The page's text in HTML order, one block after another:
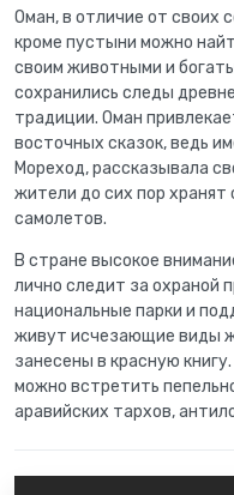
Оман, в отличие от своих
кроме пустыни можно
своим животными и
сохранились следы
традиции. Оман
восточных сказок, ведь
Мореход, рассказывала
жители до сих пор хранят
самолетов.
В стране высокое
лично следит за охраной
национальные парки и
живут исчезающие виды
занесены в красную
можно встретить
аравийских тархов,